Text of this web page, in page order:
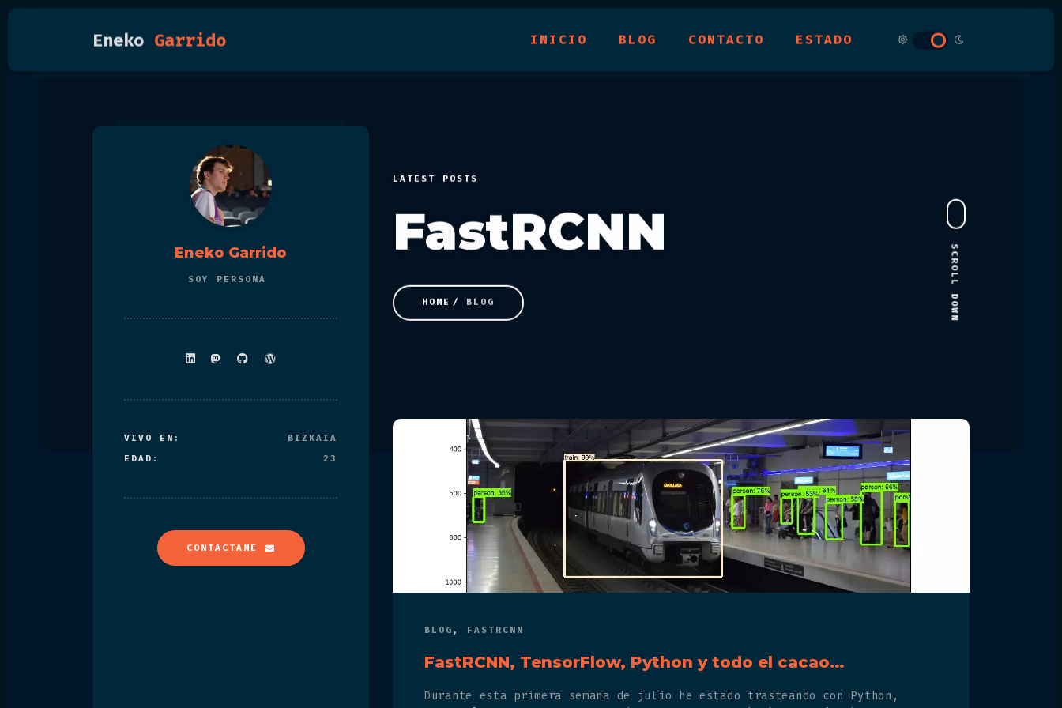
Eneko Garrido INICIO BLOG CONTACTO ESTADO
LATEST POSTS
FastRCNN
HOME BLOG SCROLL DOWN
Eneko Garrido
SOY PERSO
VIVO EN:
BIZKAIA
EDAD:
23
CONTACTAME
BLOG , FASTRCNN
FastRCNN, TensorFlow, Python y todo el cacao…
Durante esta primera semana de julio he estado trasteando con Python,